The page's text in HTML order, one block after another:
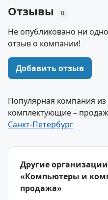
Отзывы 0
Не опубликовано ни
отзыв о компании!
Добавить отзыв
Популярная компания
комплектующие –
Санкт-Петербург
Другие
«Компьютеры и
продажа»